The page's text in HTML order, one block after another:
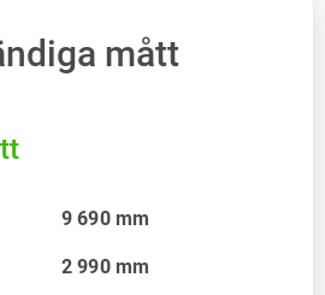
mått
9 690 mm
2 990 mm